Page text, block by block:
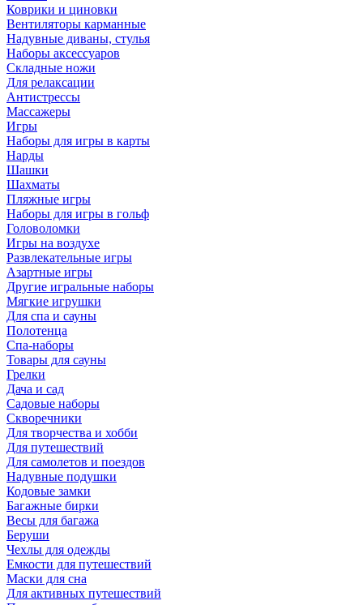
Коврики и циновки
Вентиляторы карманные
Надувные диваны, стулья
Наборы аксессуаров
Складные ножи
Для релаксации
Антистрессы
Массажеры
Игры
Наборы для игры в карты
Нарды
Шашки
Шахматы
Пляжные игры
Наборы для игры в гольф
Головоломки
Игры на воздухе
Развлекательные игры
Азартные игры
Другие игральные наборы
Мягкие игрушки
Для спа и сауны
Полотенца
Спа-наборы
Товары для сауны
Грелки
Дача и сад
Садовые наборы
Скворечники
Для творчества и хобби
Для путешествий
Для самолетов и поездов
Надувные подушки
Кодовые замки
Багажные бирки
Весы для багажа
Беруши
Чехлы для одежды
Емкости для путешествий
Маски для сна
Для активных путешествий